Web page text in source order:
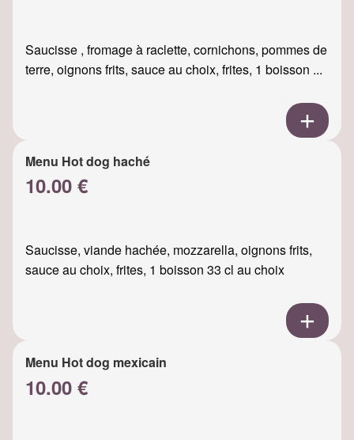
Saucisse , fromage à raclette, cornichons, pommes de
terre, oignons frits, sauce au choix, frites, 1 boisson ...
Menu Hot dog haché
10.00 €
Saucisse, viande hachée, mozzarella, oignons frits,
sauce au choix, frites, 1 boisson 33 cl au choix
Menu Hot dog mexicain
10.00 €